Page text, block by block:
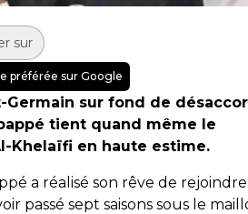
sur
préférée sur Google
Germain sur fond de
tient quand même le
Khelaïfi en haute estime.
a réalisé son rêve de
passé sept saisons sous le